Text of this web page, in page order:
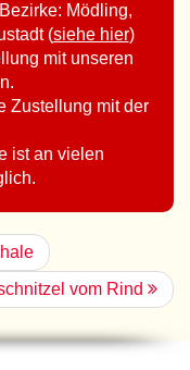
Mödling,
(siehe hier)
mit unseren
Zustellung mit der
ist an vielen
vom Rind